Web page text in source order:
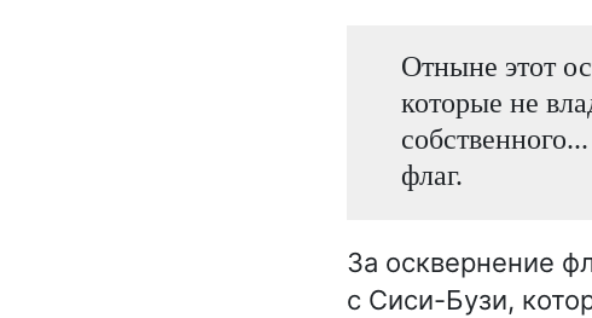
Отныне этот
которые не
флаг.
За осквернение
с Сиси-Бузи,